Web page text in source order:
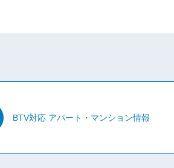
BTV対応 アパート・マンション情報